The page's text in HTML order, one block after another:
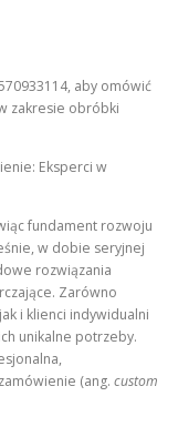
aby omówić
zakresie obróbki
Eksperci w
fundament rozwoju
w dobie seryjnej
rozwiązania
Zarówno
i klienci indywidualni
unikalne potrzeby.
(ang. custom